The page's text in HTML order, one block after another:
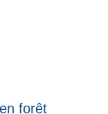
forêt